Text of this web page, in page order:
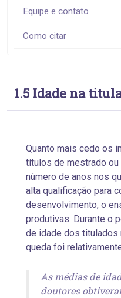
Equipe e contato
Como citar
1.5 Idade na
Quanto mais cedo os
títulos de mestrado ou
número de anos nos
alta qualificação para
desenvolvimento, o
produtivas. Durante o
de idade dos titulados
queda foi
As médias de
doutores